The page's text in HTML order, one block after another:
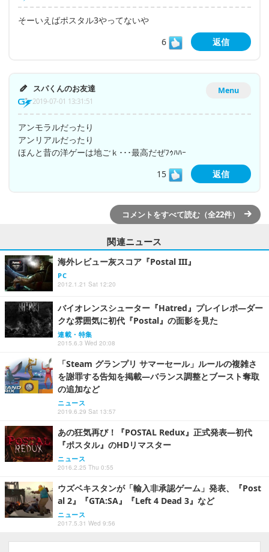
そーいえばポスタル3やってないや
6
返信
Menu
スパくんのお友達
2019-07-01 13:31:51
アンモラルだったり
アンリアルだったり
ほんと昔の洋ゲーは地ごｋ･･･最高だぜﾌｩﾊﾊｰ
15
返信
コメントをすべて読む（全22件）
関連ニュース
海外レビュー灰スコア『Postal III』
PC
2012.1.21 Sat 12:20
バイオレンスシューター『Hatred』プレイレポ―ダー
クな雰囲気に初代『Postal』の面影を見た
連載・特集
2015.6.3 Wed 20:08
「Steam グランプリ サマーセール」ルールの複雑さ
を謝罪する告知を掲載―バランス調整とブースト奪取
の追加など
ニュース
2019.6.29 Sat 13:57
あの狂気再び！『POSTAL Redux』正式発表―初代
『ポスタル』のHDリマスター
ニュース
2016.2.25 Thu 0:55
ウズベキスタンが「輸入非承認ゲーム」発表、『Post
al 2』『GTA:SA』『Left 4 Dead 3』など
ニュース
2017.5.31 Wed 9:56